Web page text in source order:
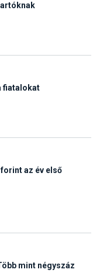
fiatalokat
az év első
mint négyszáz